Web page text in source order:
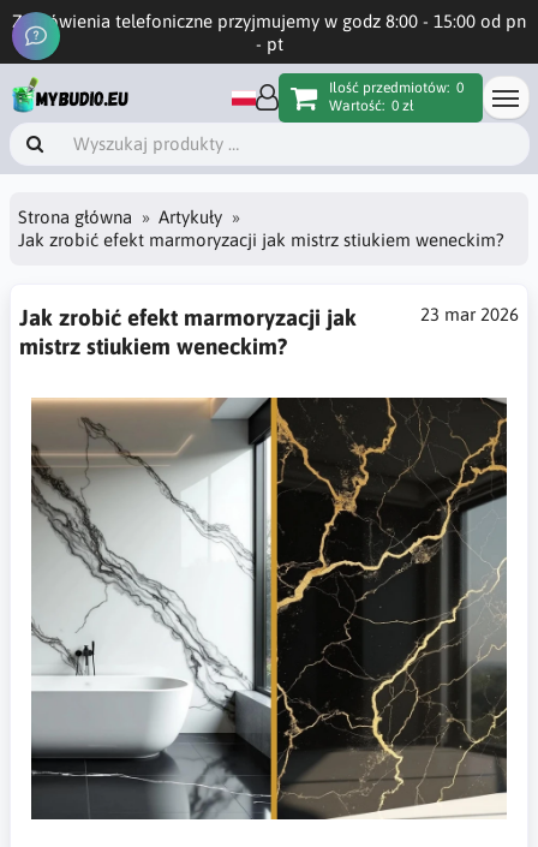
Zamówienia telefoniczne przyjmujemy w godz 8:00 - 15:00 od pn
- pt
Ilość przedmiotów: 0
Wartość: 0 zł
Strona główna
Artykuły
Jak zrobić efekt marmoryzacji jak mistrz stiukiem weneckim?
23 mar 2026
Jak zrobić efekt marmoryzacji jak
mistrz stiukiem weneckim?